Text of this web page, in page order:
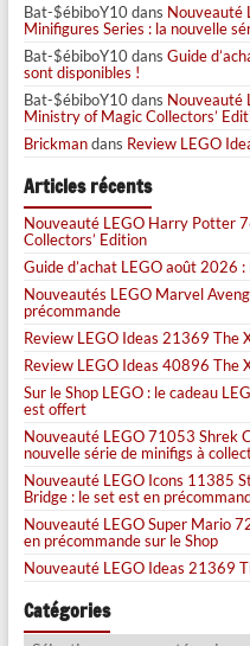
Bat-$ébiboY10dans Nouveauté
Minifigures Series : la nouvelle
Bat-$ébiboY10dans Guide
sont disponibles !
Bat-$ébiboY10dans Nouveauté
Ministry of Magic Collectors’
Brickmandans Review LEGO
Articles récents
Nouveauté LEGO Harry Potter
Collectors’ Edition
Guide d’achat LEGO août 2026
Nouveautés LEGO Marvel
précommande
Review LEGO Ideas 21369 The
Review LEGO Ideas 40896 The
Sur le Shop LEGO : le cadeau
est offert
Nouveauté LEGO 71053 Shrek
nouvelle série de minifigs à
Nouveauté LEGO Icons 11385
Bridge : le set est en
Nouveauté LEGO Super Mario
en précommande sur le Shop
Nouveauté LEGO Ideas 21369
Catégories